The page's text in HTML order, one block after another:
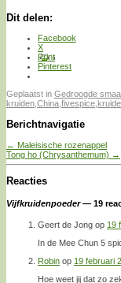
Dit delen:
Facebook
X
Print
Pinterest
Geplaatst in Gedroogde
kruiden,China,fivespice,
Berichtnavigatie
← Maleisische rozenappel
Tong ho (Chrysanthemum) →
Reacties
Vijfkruidenpoeder— 19
Geert de Jong op 19
In de Mee Chun 5
Robin op 19 februari
Hoe weet jij dat zo